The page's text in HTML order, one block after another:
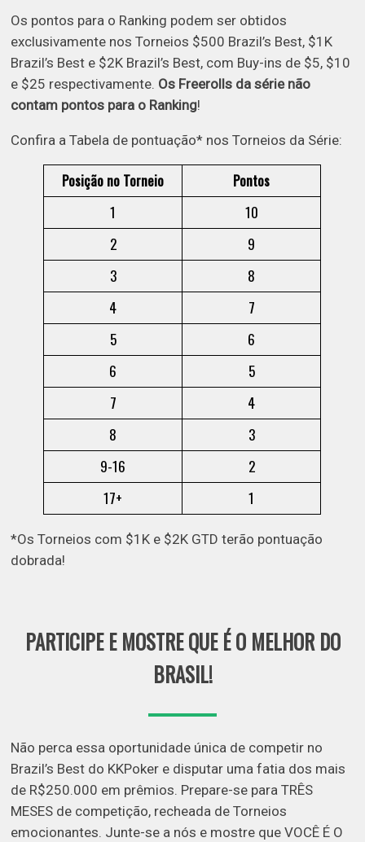
Os pontos para o Ranking podem ser obtidos
exclusivamente nos Torneios $500 Brazil’s Best, $1K
Brazil’s Best e $2K Brazil’s Best, com Buy-ins de $5, $10
e $25 respectivamente. Os Freerolls da série não
contam pontos para o Ranking!
Confira a Tabela de pontuação* nos Torneios da Série:
Posição no Torneio
Pontos
1
10
2
9
3
8
4
7
5
6
6
5
7
4
8
3
9-16
2
17+
1
*Os Torneios com $1K e $2K GTD terão pontuação
dobrada!
PARTICIPE E MOSTRE QUE É O MELHOR DO
BRASIL!
Não perca essa oportunidade única de competir no
Brazil’s Best do KKPoker e disputar uma fatia dos mais
de R$250.000 em prêmios. Prepare-se para TRÊS
MESES de competição, recheada de Torneios
emocionantes. Junte-se a nós e mostre que VOCÊ É O